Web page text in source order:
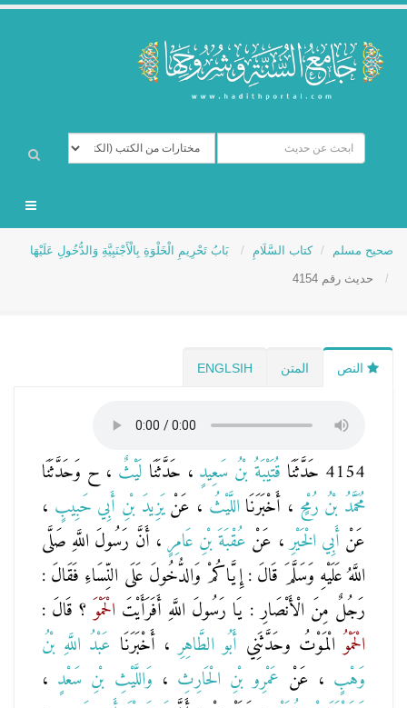
صحيح مسلم كتاب السَّلَامِ بَابُ تَحْرِيمِ الْخَلْوَةِ بِالْأَجْنَبِيَّةِ وَالدُّخُولِ عَلَيْهَا
حديث رقم 4154
النص المتن ENGLSIH
4154 حَدَّثَنَا قُتَيْبَةُ بْنُ سَعِيدٍ ، حَدَّثَنَا لَيْثٌ ، ح وَحَدَّثَنَا
مُحَمَّدُ بْنُ رُمْحٍ ، أَخْبَرَنَا اللَّيْثُ ، عَنْيَزِيدَ بْنِ أَبِي حَبِيبٍ ،
عَنْ أَبِي الْخَيْرِ، عَنْ عُقْبَةَ بْنِ عَامِرٍ ، أَنَّ رَسُولَ اللَّهِ صَلَّى
اللَّهُ عَلَيْهِ وَسَلَّمَ قَالَ : إِيَّاكُمْ وَالدُّخُولَ عَلَى النِّسَاءِ فَقَالَ :
رَجُلٌ مِنَ الْأَنْصَارِ : يَا رَسُولَ اللَّهِ أَفَرَأَيْتَ الْحَمْوَ ؟ قَالَ :
الْحَمْوُ الْمَوْتُ وحَدَّثَنِي أَبُو الطَّاهِرِ ، أَخْبَرَنَا عَبْدُ اللَّهِ بْنُ
وَهْبٍ ، عَنْ عَمْرِو بْنِ الْحَارِثِ ، وَاللَّيْثِ بْنِ سَعْدٍ ،